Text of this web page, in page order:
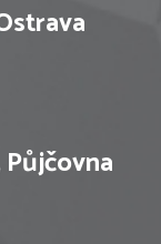
Půjčovna